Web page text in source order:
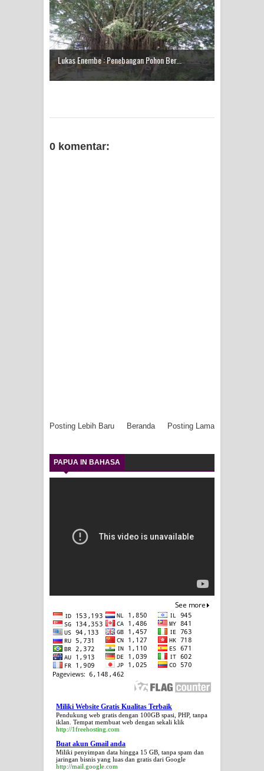
Lukas Enembe : Penebangan Pohon Ber...
0 komentar:
Posting Lebih Baru Posting Lama
Beranda
PAPUA IN BAHASA
Miliki Website Gratis Kualitas Terbaik
Pendukung web gratis dengan 100GB spasi, PHP, tanpa
iklan. Tempat membuat web dengan sekali klik
http://1freehosting.com
Buat akun Gmail anda
Miliki penyimpan data hingga 15 GB, tanpa spam dan
jaringan bisnis yang luas dan gratis dari Google
http://mail.google.com